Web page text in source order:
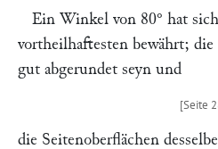
Ein Winkel von 80° hat
vortheilhaftesten bewährt; die
gut abgerundet seyn und
die Seitenoberflächen